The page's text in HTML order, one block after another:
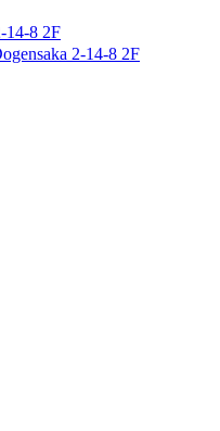
8 2F
2-14-8 2F